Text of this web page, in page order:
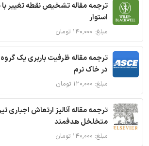
ترجمه مقاله تشخیص نقطه تغییر با
استوار
مبلغ: ۱۴۰,۰۰۰ تومان
ترجمه مقاله ظرفیت باربری یک
در خاک نرم
مبلغ: ۱۲۰,۰۰۰ تومان
ترجمه مقاله آنالیز ارتعاش اجباری
متخلخل هدفمند
مبلغ: ۱۴۰,۰۰۰ تومان